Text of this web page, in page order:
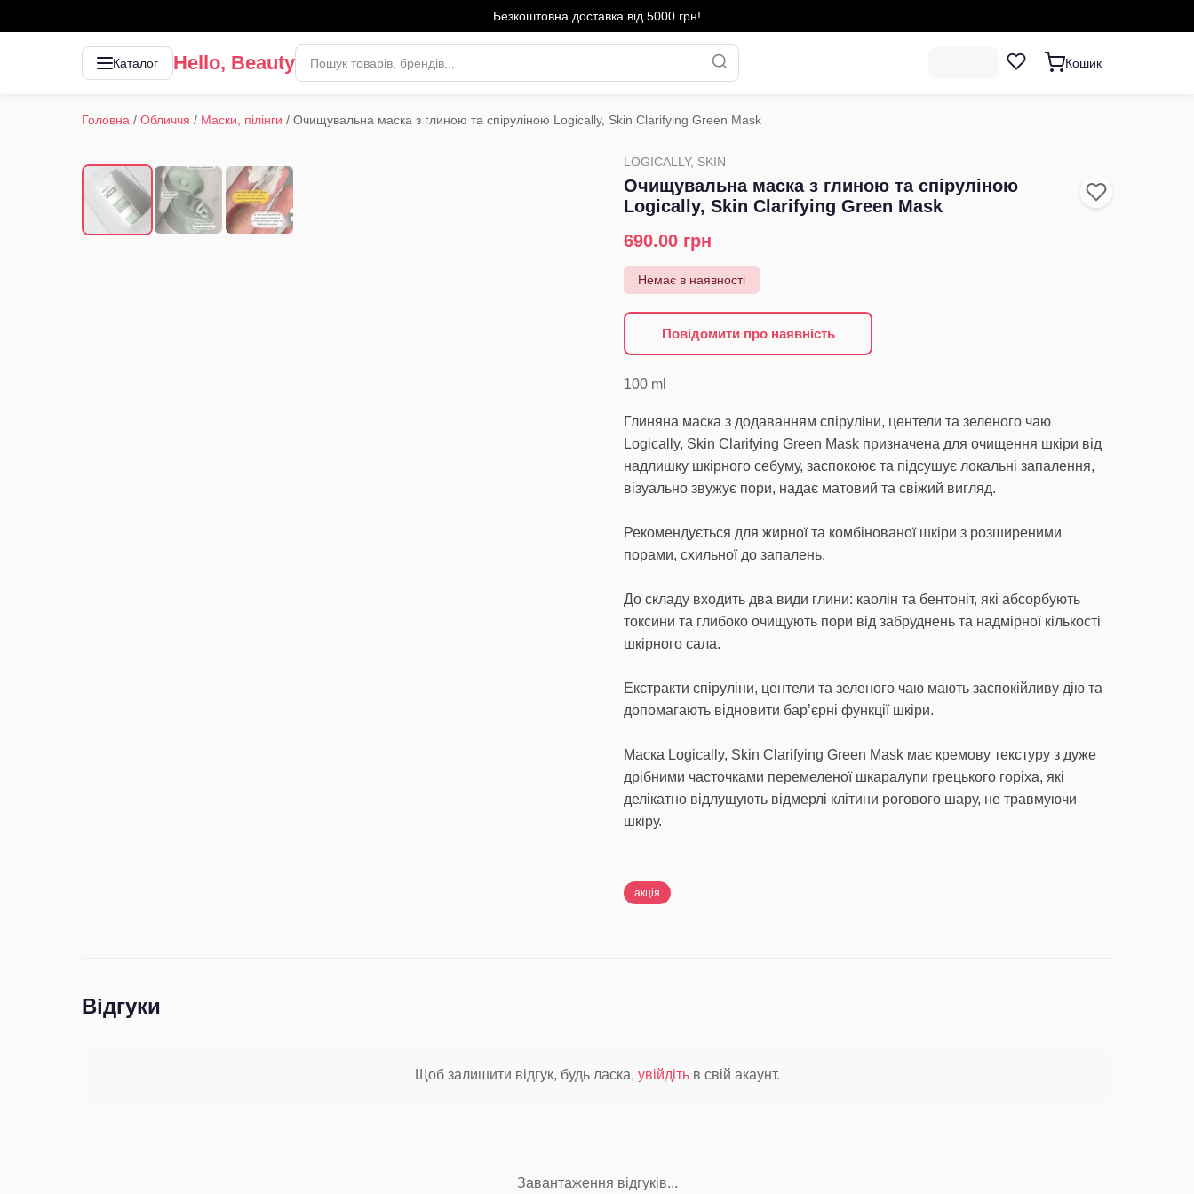
Безкоштовна доставка від 5000 грн!
Каталог Hello, Beauty Кошик
Головна / Обличчя / Маски, пілінги / Очищувальна маска з глиною та спіруліною Logically, Skin Clarifying Green Mask
/
LOGICALLY, SKIN
Очищувальна маска з глиною та спіруліною
Logically, Skin Clarifying Green Mask
690.00 грн
Немає в наявності
Повідомити про наявність
100 ml
Глиняна маска з додаванням спіруліни, центели та зеленого чаю
Logically, Skin Clarifying Green Mask призначена для очищення шкіри від
надлишку шкірного себуму, заспокоює та підсушує локальні запалення,
візуально звужує пори, надає матовий та свіжий вигляд.
Рекомендується для жирної та комбінованої шкіри з розширеними
порами, схильної до запалень.
До складу входить два види глини: каолін та бентоніт, які абсорбують
токсини та глибоко очищують пори від забруднень та надмірної кількості
шкірного сала.
Екстракти спіруліни, центели та зеленого чаю мають заспокійливу дію та
допомагають відновити бар’єрні функції шкіри.
Маска Logically, Skin Clarifying Green Mask має кремову текстуру з дуже
дрібними часточками перемеленої шкаралупи грецького горіха, які
делікатно відлущують відмерлі клітини рогового шару, не травмуючи
шкіру.
акція
Відгуки
Щоб залишити відгук, будь ласка, увійдітьв свій акаунт.
Завантаження відгуків...